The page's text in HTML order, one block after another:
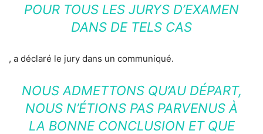
POUR TOUS LES JURYS D’EXAMEN
DANS DE TELS CAS
, a déclaré le jury dans un communiqué.
NOUS ADMETTONS QU’AU DÉPART,
NOUS N’ÉTIONS PAS PARVENUS À
LA BONNE CONCLUSION ET QUE